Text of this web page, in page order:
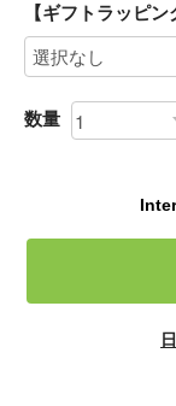
【ギフトラッピ
数量